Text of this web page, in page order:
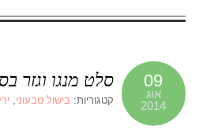
09
אוג
2014
סלט מנגו וגזר
קטגוריות:בישול טבעוני,